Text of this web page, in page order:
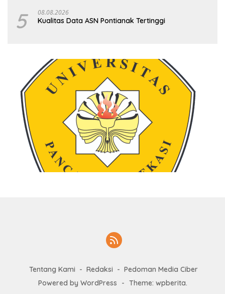
5 08.08.2026
Kualitas Data ASN Pontianak Tertinggi
Tentang Kami Redaksi
Pedoman Media Ciber
Powered by WordPress
- Theme: wpberita.